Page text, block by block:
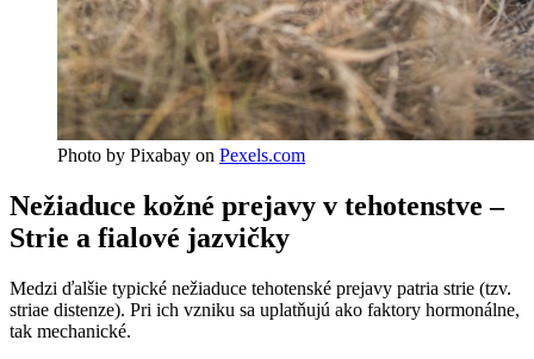
Photo by Pixabay on Pexels.com
Nežiaduce kožné prejavy v tehotenstve –
Strie a fialové jazvičky
Medzi ďalšie typické nežiaduce tehotenské prejavy patria strie (tzv.
striae distenze). Pri ich vzniku sa uplatňujú ako faktory hormonálne,
tak mechanické.